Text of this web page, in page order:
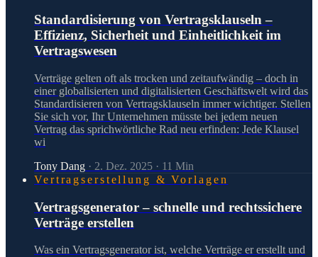
Standardisierung von Vertragsklauseln –
Effizienz, Sicherheit und Einheitlichkeit im
Vertragswesen
Verträge gelten oft als trocken und zeitaufwändig – doch in
einer globalisierten und digitalisierten Geschäftswelt wird das
Standardisieren von Vertragsklauseln immer wichtiger. Stellen
Sie sich vor, Ihr Unternehmen müsste bei jedem neuen
Vertrag das sprichwörtliche Rad neu erfinden: Jede Klausel
wi
Tony Dang · 2. Dez. 2025 · 11 Min
Vertragserstellung & Vorlagen
Vertragsgenerator – schnelle und rechtssichere
Verträge erstellen
Was ein Vertragsgenerator ist, welche Verträge er erstellt und